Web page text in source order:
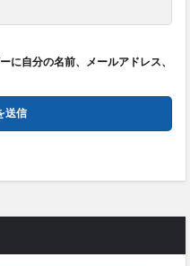
に自分の名前、メールアドレス、